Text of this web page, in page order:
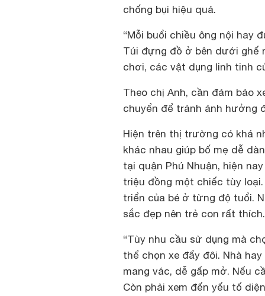
chống bụi hiệu quả.
“Mỗi buổi chiều ông nội hay
Túi đựng đồ ở bên dưới ghế
chơi, các vật dụng linh tinh
Theo chị Anh, cần đảm bảo
chuyển để tránh ảnh hưởng
Hiện trên thị trường có khá
khác nhau giúp bố mẹ dễ
tại quận Phú Nhuận, hiện
triệu đồng một chiếc tùy
triển của bé ở từng độ tuổi.
sắc đẹp nên trẻ con rất thích.
“Tùy nhu cầu sử dụng mà
thể chọn xe đẩy đôi. Nhà
mang vác, dễ gấp mở. Nếu
Còn phải xem đến yếu tố